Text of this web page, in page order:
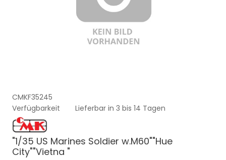
CMKF35245
Verfügbarkeit
Lieferbar in 3 bis 14 Tagen
"1/35 US Marines Soldier w.M60""Hue
City""Vietna "